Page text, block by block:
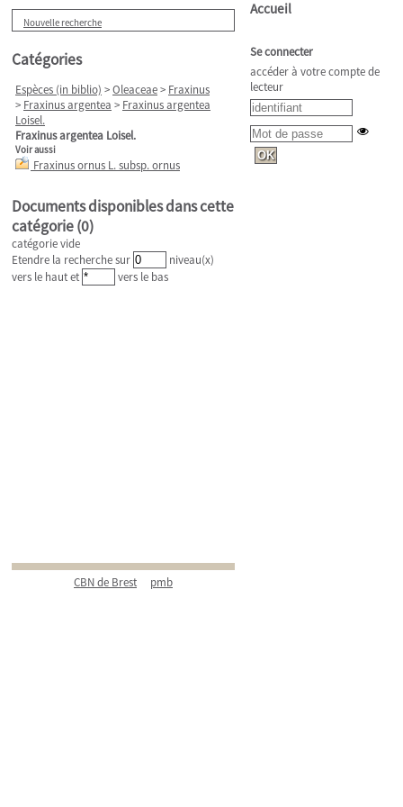
Nouvelle recherche
Catégories
Espèces (in biblio) >Oleaceae> Fraxinus
> Fraxinus argentea > Fraxinus argentea
Loisel.
Fraxinus argentea Loisel.
Voir aussi
Fraxinus ornus L. subsp. ornus
Documents disponibles dans cette
catégorie (0)
catégorie vide
Etendre la recherche sur
niveau(x)
vers le haut et
vers le bas
CBN de Brest pmb
Accueil
Se connecter
accéder à votre compte de
lecteur